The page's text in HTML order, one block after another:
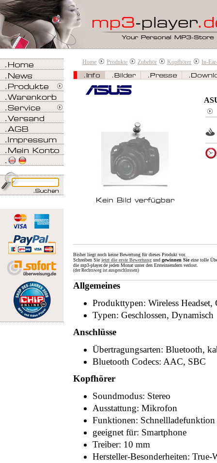
Home Produkte Zubehör Kopfhörer In-
Bisher liegt noch keine Bewertung für dieses Produkt vor.
Schreiben Sie jetzt die erste Bewertung und gewinnen Sieeine tolle
die mp3-player.de jeden Monat unter den Ersteinsendern verlost.
(der Rechtsweg ist ausgeschlossen)
Allgemeines
Produkttypen: Wireless
Typen: Geschlossen, Dynamisch
Anschlüsse
Übertragungsarten: Bluetooth,
Bluetooth Codecs: AAC, SBC
Kopfhörer
Soundmodus: Stereo
Ausstattung: Mikrofon
Funktionen: Schnellladefunktion
geeignet für: Smartphone
Treiber: 10 mm
Hersteller-Besonderheiten: